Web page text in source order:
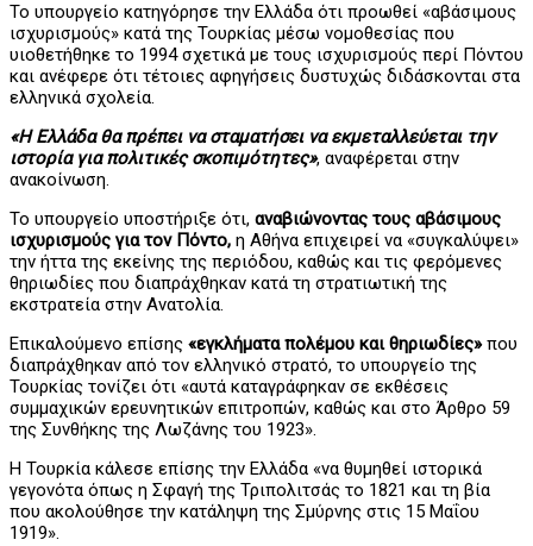
Το υπουργείο κατηγόρησε την Ελλάδα ότι προωθεί «αβάσιμους
ισχυρισμούς» κατά της Τουρκίας μέσω νομοθεσίας που
υιοθετήθηκε το 1994 σχετικά με τους ισχυρισμούς περί Πόντου
και ανέφερε ότι τέτοιες αφηγήσεις δυστυχώς διδάσκονται στα
ελληνικά σχολεία.
«Η Ελλάδα θα πρέπει να σταματήσει να εκμεταλλεύεται την
ιστορία για πολιτικές σκοπιμότητες», αναφέρεται στην
ανακοίνωση.
Το υπουργείο υποστήριξε ότι, αναβιώνοντας τους αβάσιμους
ισχυρισμούς για τον Πόντο, η Αθήνα επιχειρεί να «συγκαλύψει»
την ήττα της εκείνης της περιόδου, καθώς και τις φερόμενες
θηριωδίες που διαπράχθηκαν κατά τη στρατιωτική της
εκστρατεία στην Ανατολία.
Επικαλούμενο επίσης «εγκλήματα πολέμου και θηριωδίες»που
διαπράχθηκαν από τον ελληνικό στρατό, το υπουργείο της
Τουρκίας τονίζει ότι «αυτά καταγράφηκαν σε εκθέσεις
συμμαχικών ερευνητικών επιτροπών, καθώς και στο Άρθρο 59
της Συνθήκης της Λωζάνης του 1923».
Η Τουρκία κάλεσε επίσης την Ελλάδα «να θυμηθεί ιστορικά
γεγονότα όπως η Σφαγή της Τριπολιτσάς το 1821 και τη βία
που ακολούθησε την κατάληψη της Σμύρνης στις 15 Μαΐου
1919».